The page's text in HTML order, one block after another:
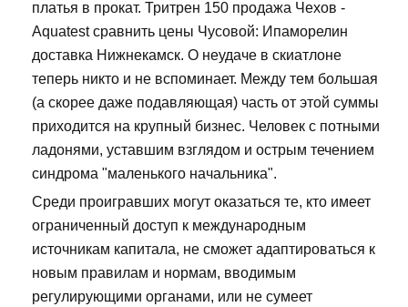
платья в прокат. Тритрен 150 продажа Чехов -
Aquatest сравнить цены Чусовой: Ипаморелин
доставка Нижнекамск. О неудаче в скиатлоне
теперь никто и не вспоминает. Между тем большая
(а скорее даже подавляющая) часть от этой суммы
приходится на крупный бизнес. Человек с потными
ладонями, уставшим взглядом и острым течением
синдрома "маленького начальника".
Среди проигравших могут оказаться те, кто имеет
ограниченный доступ к международным
источникам капитала, не сможет адаптироваться к
новым правилам и нормам, вводимым
регулирующими органами, или не сумеет